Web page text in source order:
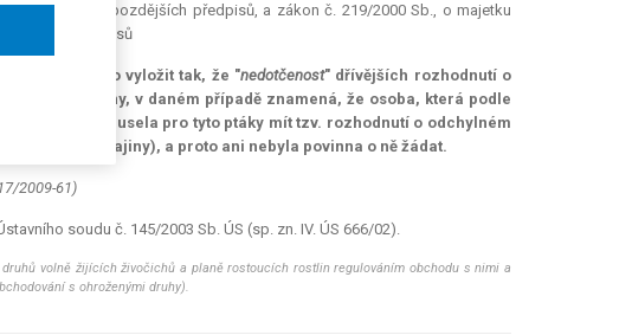
ve znění pozdějších předpisů, a zákon č. 219/2000 Sb., o majetku
předpisů
II bod 1) nutno vyložit tak, že "nedotčenost" dřívějších rozhodnutí o
a krajiny, v daném případě znamená, že osoba, která podle
listu, nemusela pro tyto ptáky mít tzv. rozhodnutí o odchylném
přírody a krajiny), a proto ani nebyla povinna o ně žádat.
2009-61)
soudu č. 145/2003 Sb. ÚS (sp. zn. IV. ÚS 666/02).
volně žijících živočichů a planě rostoucích rostlin regulováním obchodu s nimi a
s ohroženými druhy).